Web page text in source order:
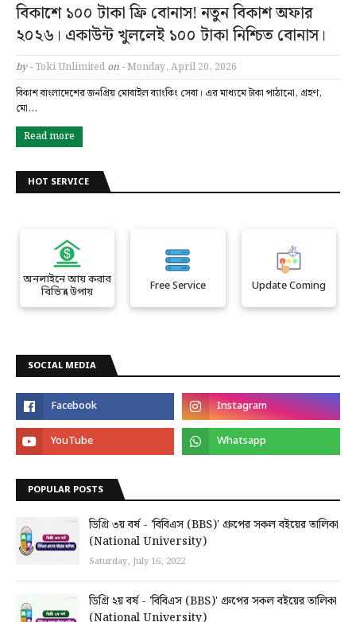
বিকাশে ১০০ টাকা ফ্রি বোনাস! নতুন বিকাশ অফার
২০২৬। একাউন্ট খুললেই ১০০ টাকা নিশ্চিত বোনাস।
by - Toki Unlimited on -Monday, April 20, 2026
বিকাশ বাংলাদেশের জনপ্রিয় মোবাইল ব্যাংকিং সেবা। এর মাধ্যমে টাকা পাঠানো, গ্রহণ,
মো…
Read more
HOT SERVICE
অনলাইনে আয় করার
বিভিন্ন উপায়
Free Service Update Coming
SOCIAL MEDIA
POPULAR POSTS
ডিগ্রি ৩য় বর্ষ - 'বিবিএস (BBS)' গ্রুপের সকল বইয়ের তালিকা
(National University)
Saturday, July 16, 2022
ডিগ্রি ২য় বর্ষ - 'বিবিএস (BBS)' গ্রুপের সকল বইয়ের তালিকা
(National University)